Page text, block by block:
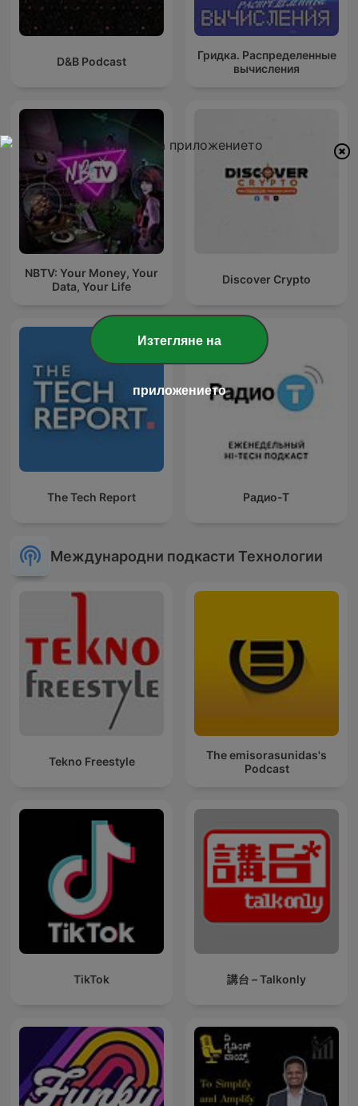
D&B Podcast
Гридка. Распределенные
вычисления
NBTV: Your Money, Your
Data, Your Life
Discover Crypto
The Tech Report Радио-Т
Международни подкасти Технологии
Tekno Freestyle
The emisorasunidas's
Podcast
TikTok 講台 – Talkonly
Изтегляне на
приложението